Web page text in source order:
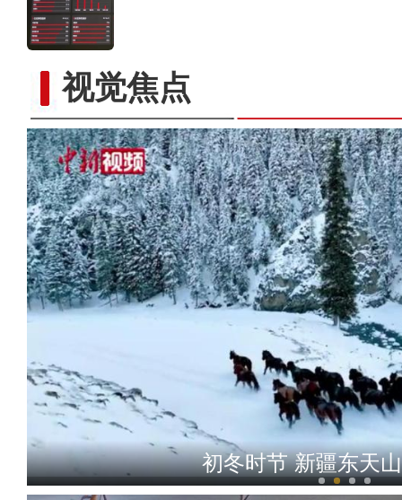
视觉焦点《新疆是个好地方》在撒马
初冬时节 新疆东天